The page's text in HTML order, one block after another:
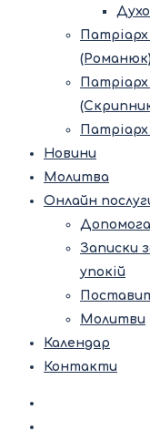
(Романюк)
Новини
Молитва
Онлайн
Записки
упокій
Молитви
Календар
Контакти